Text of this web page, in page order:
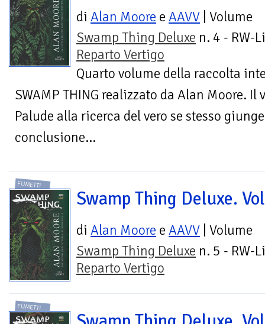
di Alan Moore e AAVV | Volume
Swamp Thing Deluxe n. 4 - RW-
Reparto Vertigo
Quarto volume della raccolta
SWAMP THING realizzato da Alan Moore.
Palude alla ricerca del vero se stesso
conclusione...
FUMETTI
Swamp Thing Deluxe.
di Alan Moore e AAVV | Volume
Swamp Thing Deluxe n. 5 - RW-
Reparto Vertigo
FUMETTI